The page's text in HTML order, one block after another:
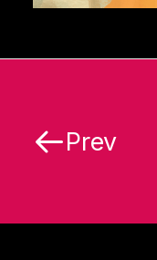
Prev